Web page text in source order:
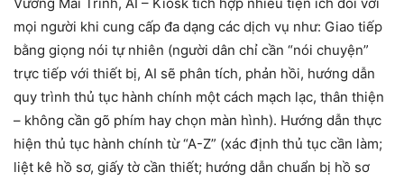
mọi người khi cung cấp đa dạng các dịch vụ như: Giao tiếp
bằng giọng nói tự nhiên (người dân chỉ cần “nói chuyện”
trực tiếp với thiết bị, AI sẽ phân tích, phản hồi, hướng dẫn
quy trình thủ tục hành chính một cách mạch lạc, thân thiện
– không cần gõ phím hay chọn màn hình). Hướng dẫn thực
hiện thủ tục hành chính từ “A-Z” (xác định thủ tục cần làm;
liệt kê hồ sơ, giấy tờ cần thiết; hướng dẫn chuẩn bị hồ sơ